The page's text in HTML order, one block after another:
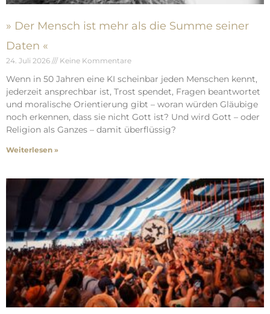
» Der Mensch ist mehr als die Summe seiner
Daten «
24. Juli 2026 Keine Kommentare
Wenn in 50 Jahren eine KI scheinbar jeden Menschen kennt,
jederzeit ansprechbar ist, Trost spendet, Fragen beantwortet
und moralische Orientierung gibt – woran würden Gläubige
noch erkennen, dass sie nicht Gott ist? Und wird Gott – oder
Religion als Ganzes – damit überflüssig?
Weiterlesen »